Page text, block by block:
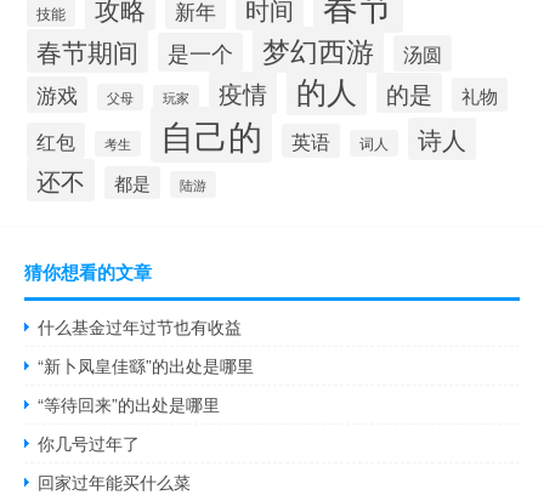
技能 攻略 新年 时间
春节期间 是一个 梦幻西游
汤圆
游戏
父母 玩家 疫情 的人 的是 礼物
红包 考生 自己的 英语 词人
诗人
还不
都是 陆游
猜你想看的文章
什么基金过年过节也有收益
“新卜凤皇佳繇”的出处是哪里
“等待回来”的出处是哪里
你几号过年了
回家过年能买什么菜